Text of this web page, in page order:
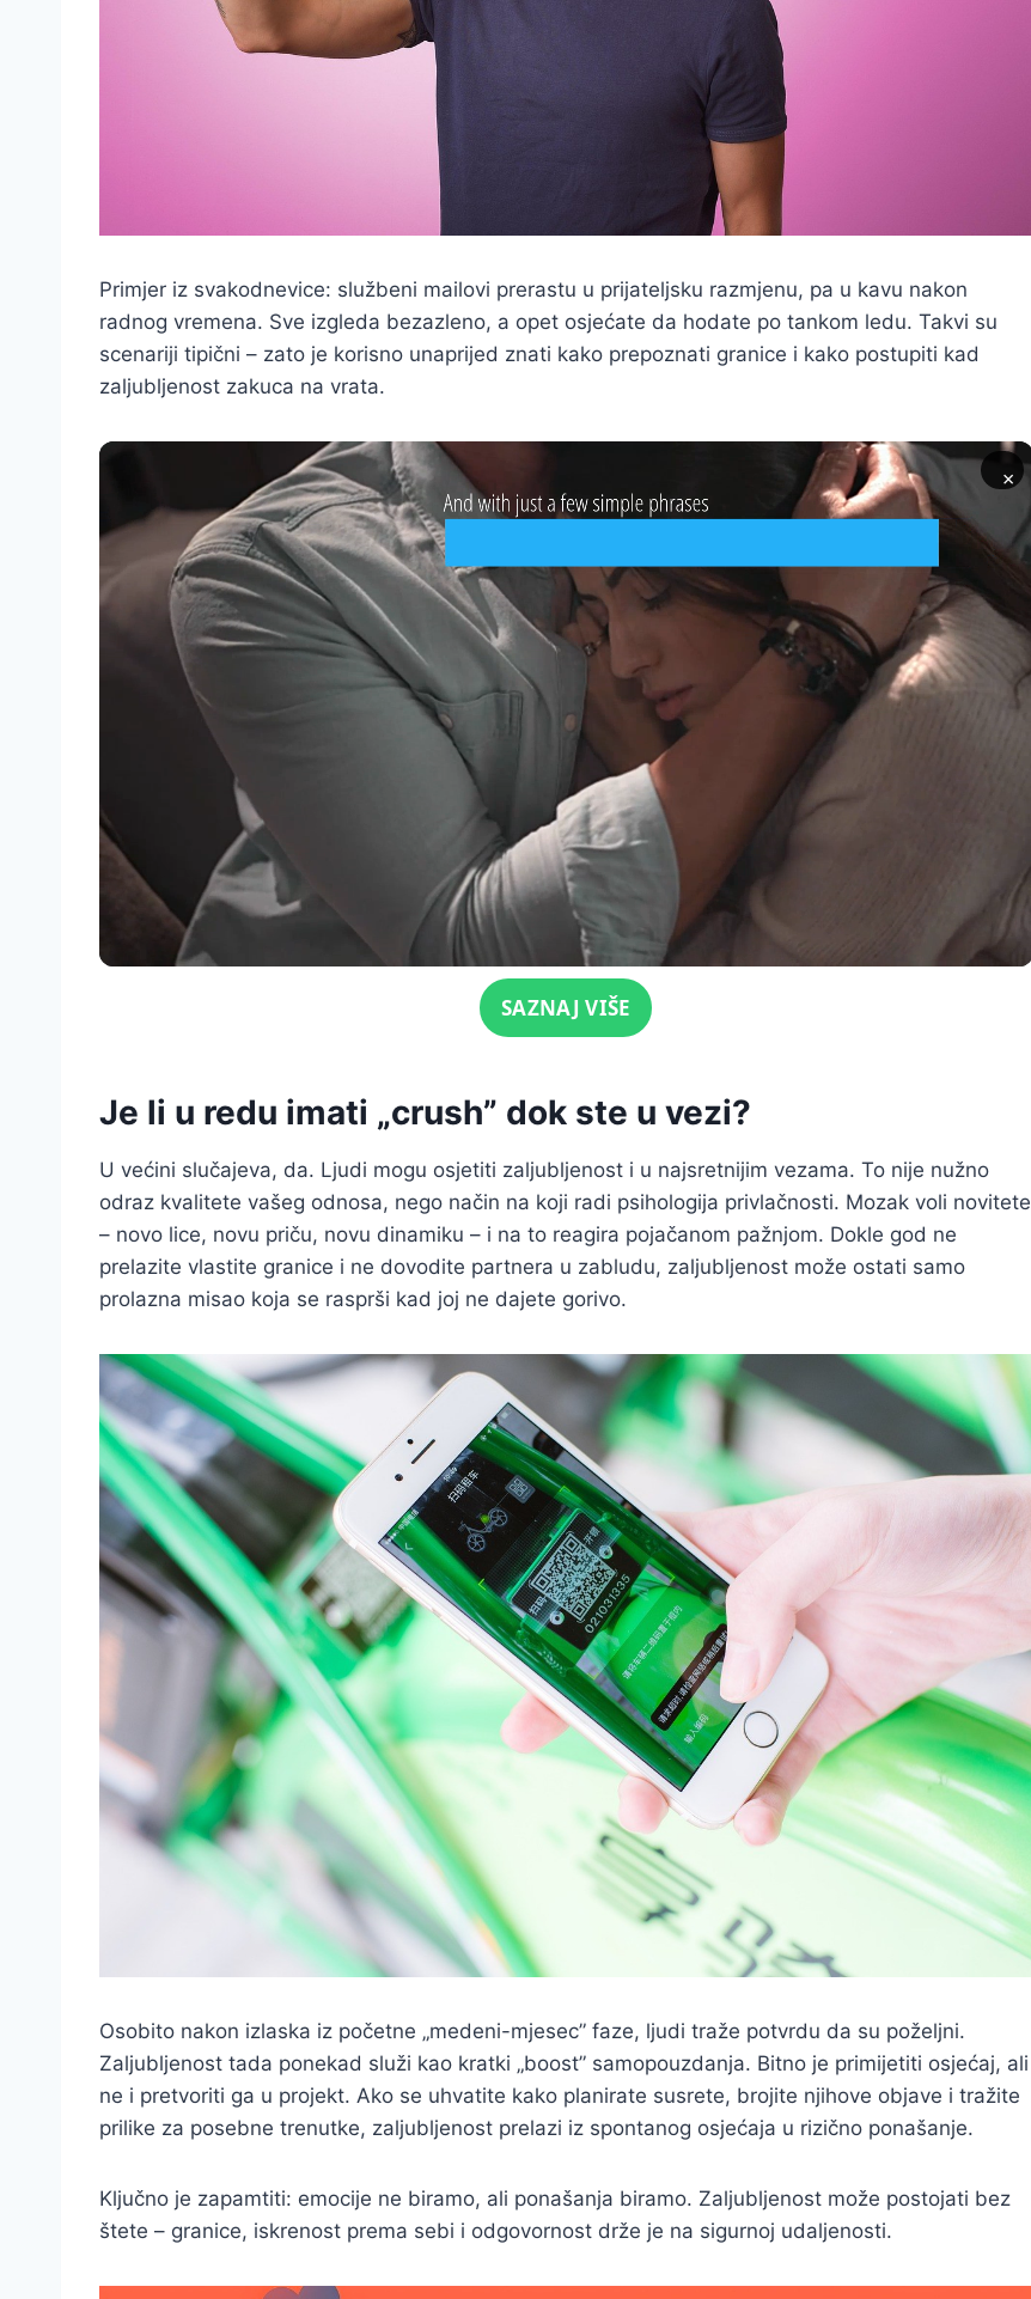
Primjer iz svakodnevice: službeni mailovi prerastu u prijateljsku razmjenu, pa u kavu nakon
radnog vremena. Sve izgleda bezazleno, a opet osjećate da hodate po tankom ledu. Takvi su
scenariji tipični – zato je korisno unaprijed znati kako prepoznati granice i kako postupiti kad
zaljubljenost zakuca na vrata.
×
SAZNAJ VIŠE
Je li u redu imati „crush” dok ste u vezi?
U većini slučajeva, da. Ljudi mogu osjetiti zaljubljenost i u najsretnijim vezama. To nije nužno
odraz kvalitete vašeg odnosa, nego način na koji radi psihologija privlačnosti. Mozak voli novitete
– novo lice, novu priču, novu dinamiku – i na to reagira pojačanom pažnjom. Dokle god ne
prelazite vlastite granice i ne dovodite partnera u zabludu, zaljubljenost može ostati samo
prolazna misao koja se rasprši kad joj ne dajete gorivo.
Osobito nakon izlaska iz početne „medeni-mjesec” faze, ljudi traže potvrdu da su poželjni.
Zaljubljenost tada ponekad služi kao kratki „boost” samopouzdanja. Bitno je primijetiti osjećaj, ali
ne i pretvoriti ga u projekt. Ako se uhvatite kako planirate susrete, brojite njihove objave i tražite
prilike za posebne trenutke, zaljubljenost prelazi iz spontanog osjećaja u rizično ponašanje.
Ključno je zapamtiti: emocije ne biramo, ali ponašanja biramo. Zaljubljenost može postojati bez
štete – granice, iskrenost prema sebi i odgovornost drže je na sigurnoj udaljenosti.